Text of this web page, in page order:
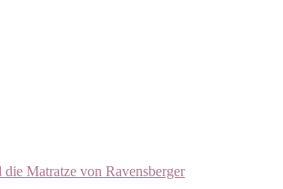
Matratze von Ravensberger